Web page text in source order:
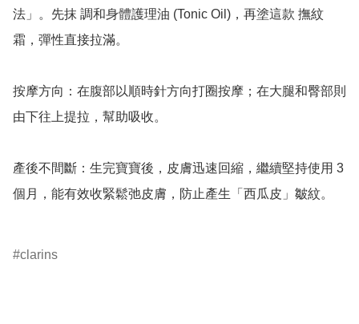
法」。先抹 調和身體護理油 (Tonic Oil)，再塗這款 撫紋
霜，彈性直接拉滿。
按摩方向：在腹部以順時針方向打圈按摩；在大腿和臀部則
由下往上提拉，幫助吸收。
產後不間斷：生完寶寶後，皮膚迅速回縮，繼續堅持使用 3
個月，能有效收緊鬆弛皮膚，防止產生「西瓜皮」皺紋。
clarins